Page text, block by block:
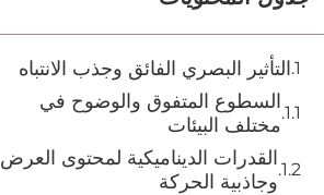
التأثير البصري الفائق وجذب الانتباه
السطوع المتفوق والوضوح في
مختلف البيئات
القدرات الديناميكية لمحتوى العرض
وجاذبية الحركة